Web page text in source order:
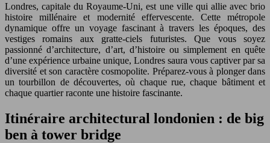
Londres, capitale du Royaume-Uni, est une ville qui allie avec brio
histoire millénaire et modernité effervescente. Cette métropole
dynamique offre un voyage fascinant à travers les époques, des
vestiges romains aux gratte-ciels futuristes. Que vous soyez
passionné d’architecture, d’art, d’histoire ou simplement en quête
d’une expérience urbaine unique, Londres saura vous captiver par sa
diversité et son caractère cosmopolite. Préparez-vous à plonger dans
un tourbillon de découvertes, où chaque rue, chaque bâtiment et
chaque quartier raconte une histoire fascinante.
Itinéraire architectural londonien : de big
ben à tower bridge